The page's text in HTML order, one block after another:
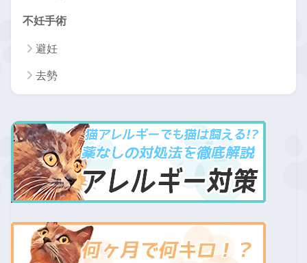
不妊手術
避妊
去勢